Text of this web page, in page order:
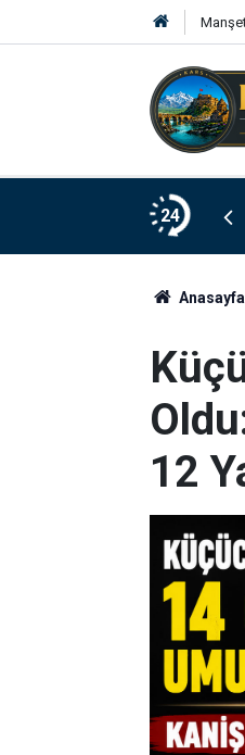
24
gram eroin ele geçirildi
Anasayfa
12